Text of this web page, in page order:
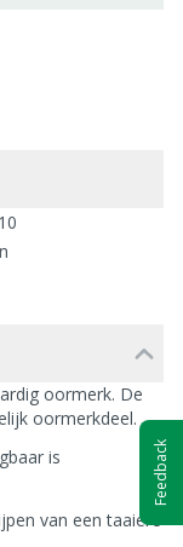
oormerk. De
oormerkdeel.
is
van een taaiere
Feedback